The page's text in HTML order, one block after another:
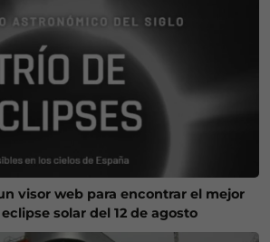
visor web para encontrar el mejor
solar del 12 de agosto